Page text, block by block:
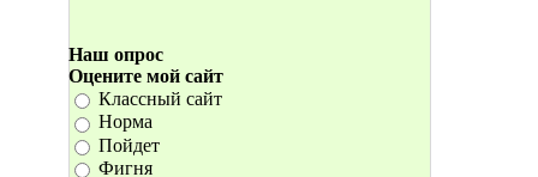
Наш опрос
Оцените мой сайт
Классный сайт
Норма
Пойдет
Фигня